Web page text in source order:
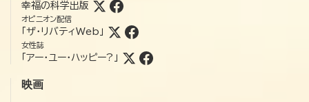
幸福の科学出版
オピニオン配信
「ザ・リバティWeb」
女性誌
「アー・ユー・ハッピー?」
映画